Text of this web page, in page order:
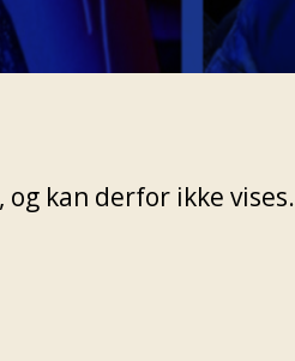
kan derfor ikke vises.